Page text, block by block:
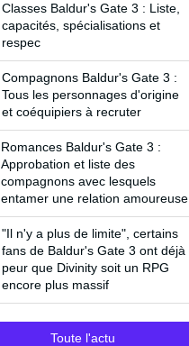
Classes Baldur's Gate 3 : Liste,
capacités, spécialisations et
respec
Compagnons Baldur's Gate 3 :
Tous les personnages d'origine
et coéquipiers à recruter
Romances Baldur's Gate 3 :
Approbation et liste des
compagnons avec lesquels
entamer une relation amoureuse
"Il n'y a plus de limite", certains
fans de Baldur's Gate 3 ont déjà
peur que Divinity soit un RPG
encore plus massif
Toute l'actu